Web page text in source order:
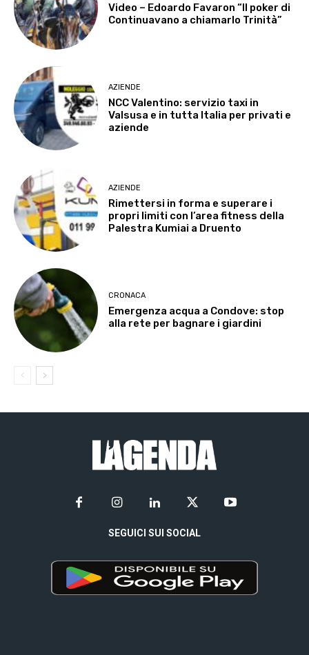
Video – Edoardo Favaron “Il poker di
Continuavano a chiamarlo Trinità”
AZIENDE
NCC Valentino: servizio taxi in
Valsusa e in tutta Italia per privati e
aziende
AZIENDE
Rimettersi in forma e superare i
propri limiti con l’area fitness della
Palestra Kumiai a Druento
CRONACA
Emergenza acqua a Condove: stop
alla rete per bagnare i giardini
SEGUICI SUI SOCIAL